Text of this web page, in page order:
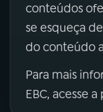
conteúdos
se esqueça
do conteúdo
Para mais
EBC, acesse